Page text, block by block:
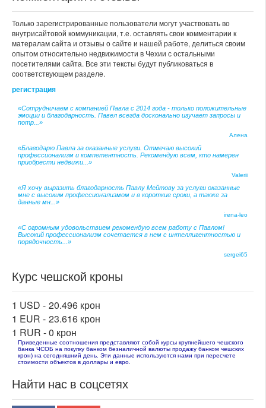
Только зарегистрированные пользователи могут участвовать во
внутрисайтовой коммуникации, т.е. оставлять свои комментарии к
матералам сайта и отзывы о сайте и нашей работе, делиться своим
опытом относительно недвижимости в Чехии с остальными
посетителями сайта. Все эти тексты будут публиковаться в
соответствующем разделе.
регистрация
«Сотрудничаем с компанией Павла с 2014 года - только положительные
эмоции и благодарность. Павел всегда досконально изучает запросы и
потр...»
Алена
«Благодарю Павла за оказанные услуги. Отмечаю высокий
профессионализм и компетентность. Рекомендую всем, кто намерен
приобрести недвижи...»
Valerii
«Я хочу выразить благодарность Павлу Мейтову за услуги оказанные
мне с высоким профессионализмом и в короткие сроки, а также за
данные мн...»
irena-leo
«С огромным удовольствием рекомендую всем работу с Павлом!
Высокий профессионализм сочетается в нем с интеллигентностью и
порядочность...»
sergei65
Курс чешской кроны
1 USD - 20.496 крон
1 EUR - 23.616 крон
1 RUR -0 крон
Приведенные соотношения представляют собой курсы крупнейшего чешского
банка ЧСОБ на покупку банком безналичной валюты продажу банком чешских
крон) на сегодняшний день. Эти данные используются нами при пересчете
стоимости объектов в доллары и евро.
Найти нас в соцсетях